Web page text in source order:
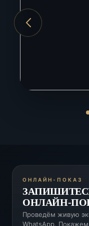
ОНЛАЙН-ПОКАЗ
ОНЛАЙН-
Проведём живую
WhatsApp.